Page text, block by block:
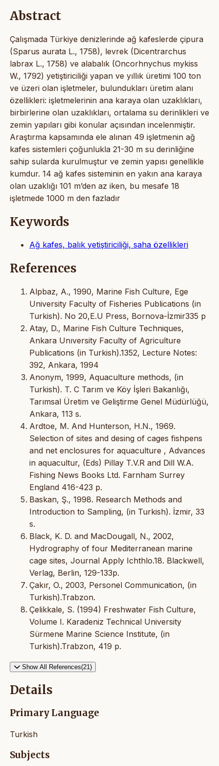
Abstract
Çalışmada Türkiye denizlerinde ağ kafeslerde çipura
(Sparus aurata L., 1758), levrek (Dicentrarchus
labrax L., 1758) ve alabalık (Oncorhnychus mykiss
W., 1792) yetiştiriciliği yapan ve yıllık üretimi 100 ton
ve üzeri olan işletmeler, bulundukları üretim alanı
özellikleri: işletmelerinin ana karaya olan uzaklıkları,
birbirlerine olan uzaklıkları, ortalama su derinlikleri ve
zemin yapıları gibi konular açısından incelenmiştir.
Araştırma kapsamında ele alınan 49 işletmenin ağ
kafes sistemleri çoğunlukla 21-30 m su derinliğine
sahip sularda kurulmuştur ve zemin yapısı genellikle
kumdur. 14 ağ kafes sisteminin en yakın ana karaya
olan uzaklığı 101 m’den az iken, bu mesafe 18
işletmede 1000 m den fazladır
Keywords
Ağ kafes, balık yetiştiriciliği, saha özellikleri
References
Alpbaz, A., 1990, Marine Fish Culture, Ege
University Faculty of Fisheries Publications (in
Turkish). No 20,E.U Press, Bornova-İzmir335 p
Atay, D., Marine Fish Culture Techniques,
Ankara Unıversity Faculty of Agriculture
Publications (in Turkish).1352, Lecture Notes:
392, Ankara, 1994
Anonym, 1999, Aquaculture methods, (in
Turkish). T. C Tarım ve Köy İşleri Bakanlığı,
Tarımsal Üretim ve Geliştirme Genel Müdürlüğü,
Ankara, 113 s.
Ardtoe, M. And Hunterson, H.N., 1969.
Selection of sites and desing of cages fishpens
and net enclosures for aquaculture , Advances
in aquacultur, (Eds) Pillay T.V.R and Dill W.A.
Fishing News Books Ltd. Farnham Surrey
England 416-423 p.
Baskan, Ş., 1998. Research Methods and
Introduction to Sampling, (in Turkish). İzmir, 33
s.
Black, K. D. and MacDougall, N., 2002,
Hydrography of four Mediterranean marine
cage sites, Journal Apply Ichthlo.18. Blackwell,
Verlag, Berlin, 129-133p.
Çakır, O., 2003, Personel Communication, (in
Turkish).Trabzon.
Çelikkale, S. (1994) Freshwater Fish Culture,
Volume I. Karadeniz Technical University
Sürmene Marine Science Institute, (in
Turkish).Trabzon, 419 p.
Show All References(21)
Details
Primary Language
Turkish
Subjects